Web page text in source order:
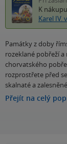
K
Karel IV.
Památky z doby
rozeklané pobřeží
chorvatského
rozprostřete před
skalnaté a
Přejít na celý